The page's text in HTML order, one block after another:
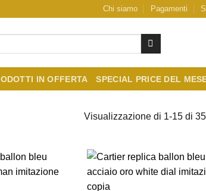
Chi siamo Pagamenti
IN OFFERTA SPECIAL PRICE DEL
Visualizzazione di 1-15 di